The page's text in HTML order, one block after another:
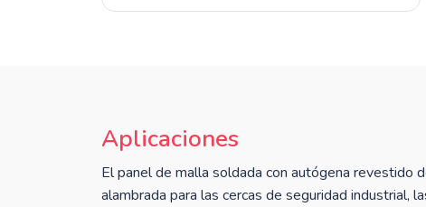
Aplicaciones
El panel de malla soldada con autógena revestido
alambrada para las cercas de seguridad industrial,